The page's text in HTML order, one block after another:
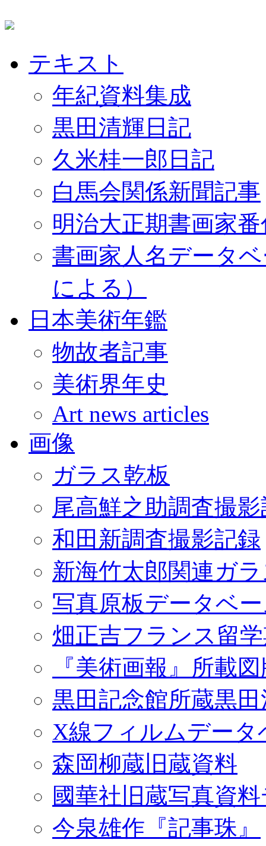
テキスト
年紀資料集成
黒田清輝日記
久米桂一郎日記
白馬会関係新聞記事
明治大正期書画家
書画家人名データ
による）
日本美術年鑑
物故者記事
美術界年史
Art news articles
画像
ガラス乾板
尾高鮮之助調査撮
和田新調査撮影記録
新海竹太郎関連ガ
写真原板データベ
畑正吉フランス留
『美術画報』所載
黒田記念館所蔵黒
X線フィルムデータ
森岡柳蔵旧蔵資料
國華社旧蔵写真資
今泉雄作『記事珠』